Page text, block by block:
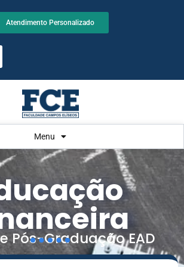
Atendimento Personalizado
Menu
Pós-Graduação EAD